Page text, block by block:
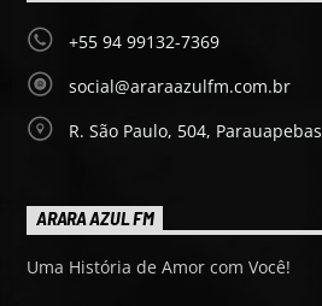
+55 94 99132-7369
social@araraazulfm.com.br
R. São Paulo, 504, Parauapebas
ARARA AZUL FM
Uma História de Amor com Você!